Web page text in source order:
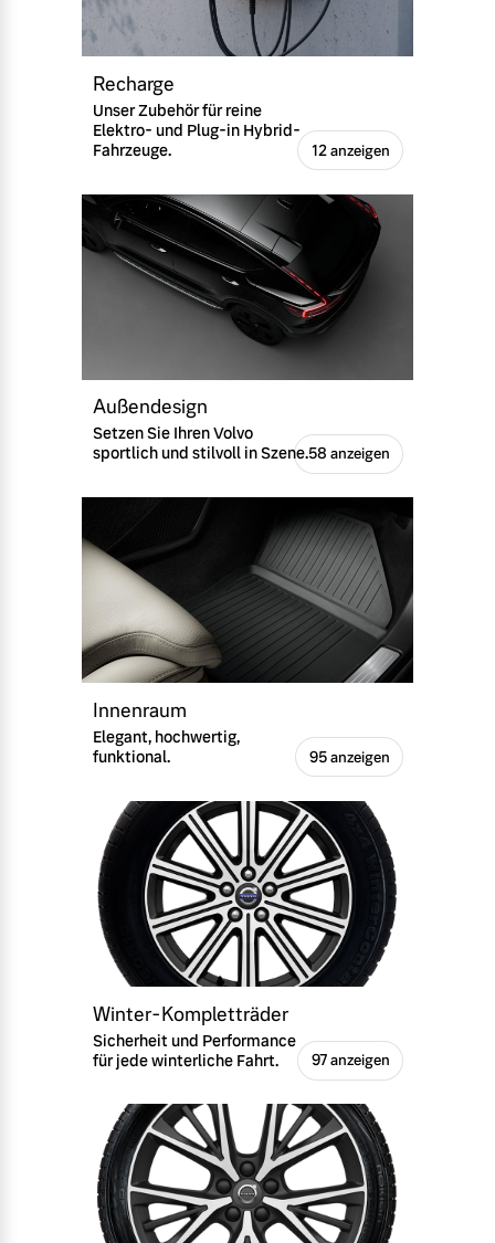
Recharge
Unser Zubehör für reine
Elektro- und Plug-in Hybrid-
Fahrzeuge.
12 anzeigen
Außendesign
Setzen Sie Ihren Volvo
sportlich und stilvoll in Szene.58 anzeigen
Innenraum
Elegant, hochwertig,
funktional.
95 anzeigen
Winter-Kompletträder
Sicherheit und Performance
für jede winterliche Fahrt.
97 anzeigen